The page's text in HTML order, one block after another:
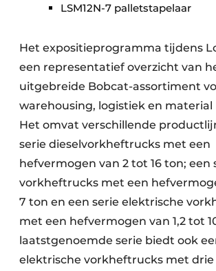
LSM12N-7 palletstapelaar
Het expositieprogramma tijdens
een representatief overzicht van
uitgebreide Bobcat-assortiment
warehousing, logistiek en material
Het omvat verschillende
serie dieselvorkheftrucks met een
hefvermogen van 2 tot 16 ton; een
vorkheftrucks met een
7 ton en een serie elektrische
met een hefvermogen van 1,2 tot
laatstgenoemde serie biedt ook
elektrische vorkheftrucks met drie